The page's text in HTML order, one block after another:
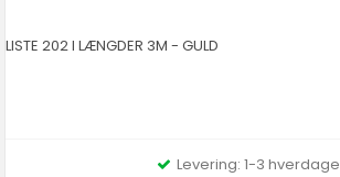
LISTE 202 I LÆNGDER 3M - GULD
Levering: 1-3 hverdage